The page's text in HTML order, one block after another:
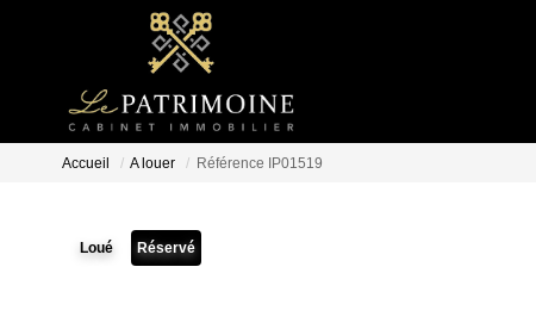
Accueil A louer Référence IP01519
Loué Réservé